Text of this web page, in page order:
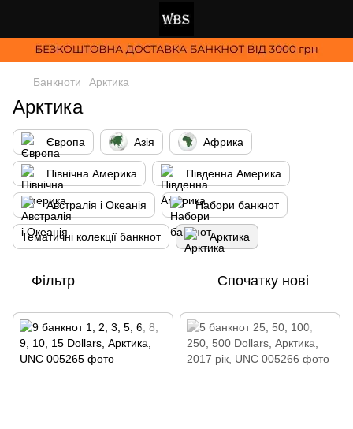
Банкноти Арктика
Арктика
Європа Азія Африка
Північна Америка Південна Америка
Австралія і Океанія Набори банкнот
Тематичні колекції банкнот Арктика
Фільтр Спочатку нові